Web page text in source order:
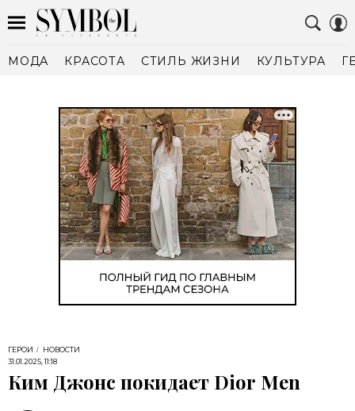
МОДА КРАСОТА СТИЛЬ ЖИЗНИ КУЛЬТУРА
ГЕРОИ
НОВОСТИ
31.01.2025, 11:18
Ким Джонс покидает Dior Men